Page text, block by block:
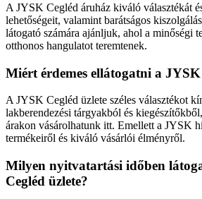
A JYSK Cegléd áruház kiváló választékát
lehetőségeit, valamint barátságos
látogató számára ajánljuk, ahol a minőségi
otthonos hangulatot teremtenek.
Miért érdemes ellátogatni a JYSK
A JYSK Cegléd üzlete széles választékot
lakberendezési tárgyakból és
árakon vásárolhatunk itt. Emellett a JYSK
termékeiről és kiváló vásárlói élményről.
Milyen nyitvatartási időben
Cegléd üzlete?